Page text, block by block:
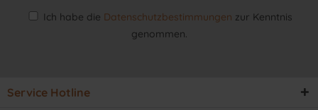
Ich habe die Datenschutzbestimmungen zur Kenntnis
genommen.
Service Hotline